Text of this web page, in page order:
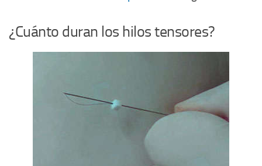
¿Cuánto duran los hilos tensores?